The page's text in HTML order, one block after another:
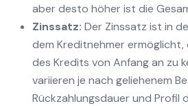
aber desto höher ist die
Zinssatz: Der Zinssatz ist in
dem Kreditnehmer
des Kredits von Anfang an zu
variieren je nach geliehenem
Rückzahlungsdauer und Profil